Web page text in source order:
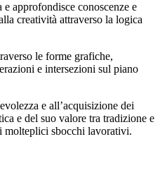
approfondisce conoscenze e
creatività attraverso la logica
le forme grafiche,
e intersezioni sul piano
e all’acquisizione dei
e del suo valore tra tradizione e
molteplici sbocchi lavorativi.